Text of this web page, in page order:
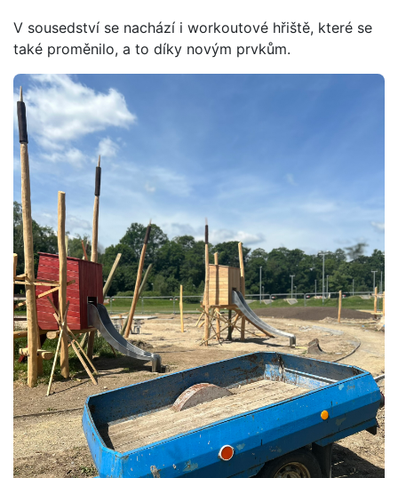
V sousedství se nachází i workoutové hřiště, které se
také proměnilo, a to díky novým prvkům.